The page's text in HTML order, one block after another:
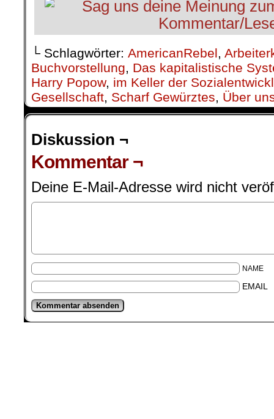
└ Schlagwörter: AmericanRebel,
Buchvorstellung, Das kapitalistische
Harry Popow, im Keller der
Gesellschaft, Scharf Gewürztes, Über
Diskussion ¬
Kommentar ¬
Deine E-Mail-Adresse wird nicht
NAME
EMAIL